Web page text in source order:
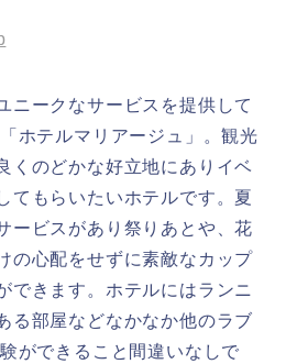
ニークなサービスを提供して
ホテルマリアージュ」。観光
くのどかな好立地にありイベ
てもらいたいホテルです。夏
ービスがあり祭りあとや、花
の心配をせずに素敵なカップ
できます。ホテルにはランニ
る部屋などなかなか他のラブ
ができること間違いなしで